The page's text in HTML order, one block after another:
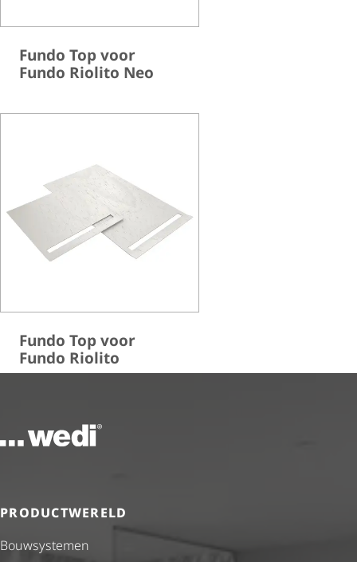
Fundo Top voor
Fundo Riolito Neo
Fundo Top voor
Fundo Riolito
Naar de startpagina
PRODUCTWERELD
Bouwsystemen